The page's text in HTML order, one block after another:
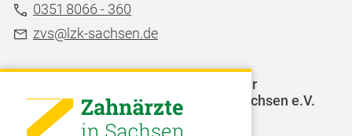
0351 8066 - 360
zvs@lzk-sachsen.de
LAGZ - Landesarbeitsgemeinschaft für
Jugendzahnpflege des Freistaates Sachsen e.V.